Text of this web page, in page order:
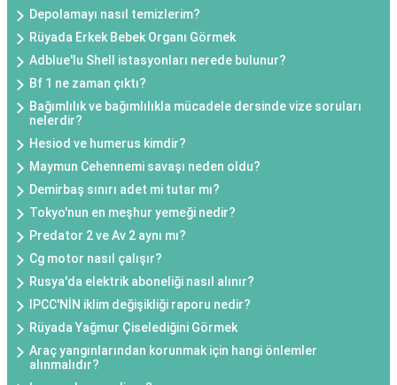
Depolamayı nasıl temizlerim?
Rüyada Erkek Bebek Organı Görmek
Adblue'lu Shell istasyonları nerede bulunur?
Bf 1 ne zaman çıktı?
Bağımlılık ve bağımlılıkla mücadele dersinde vize soruları
nelerdir?
Hesiod ve humerus kimdir?
Maymun Cehennemi savaşı neden oldu?
Demirbaş sınırı adet mi tutar mı?
Tokyo'nun en meşhur yemeği nedir?
Predator 2 ve Av 2 aynı mı?
Cg motor nasıl çalışır?
Rusya'da elektrik aboneliği nasıl alınır?
IPCC'NİN iklim değişikliği raporu nedir?
Rüyada Yağmur Çiselediğini Görmek
Araç yangınlarından korunmak için hangi önlemler
alınmalıdır?